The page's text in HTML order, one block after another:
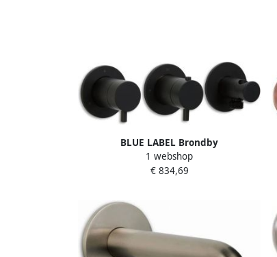
BLUE LABEL Brondby
inbouwthermostaat met 3-weg
omstelling inbouw + afbouwdeel ronde
1 webshop
€ 834,69